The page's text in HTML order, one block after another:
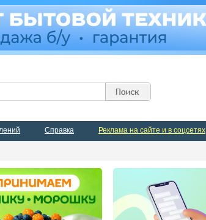
Справка Реклама на сайте и в соцсетях